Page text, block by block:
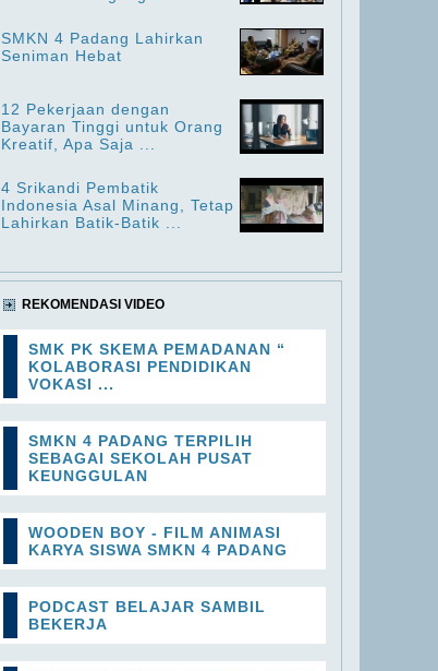
SMKN 4 Padang Lahirkan
Seniman Hebat
12 Pekerjaan dengan
Bayaran Tinggi untuk Orang
Kreatif, Apa Saja ...
4 Srikandi Pembatik
Indonesia Asal Minang, Tetap
Lahirkan Batik-Batik ...
REKOMENDASI VIDEO
SMK PK SKEMA PEMADANAN “
KOLABORASI PENDIDIKAN
VOKASI ...
SMKN 4 PADANG TERPILIH
SEBAGAI SEKOLAH PUSAT
KEUNGGULAN
WOODEN BOY - FILM ANIMASI
KARYA SISWA SMKN 4 PADANG
PODCAST BELAJAR SAMBIL
BEKERJA